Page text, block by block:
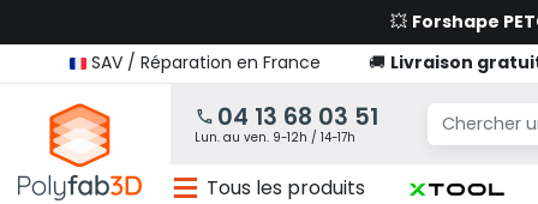
💥 Forshape
SAV / Réparation en France
🚚 Livraison
04 13 68 03 51
Lun. au ven. 9-12h / 14-17h
Tous les produits